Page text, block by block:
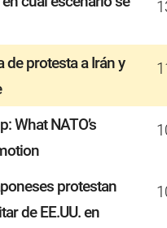
de protesta a Irán y
What NATO’s
protestan
de EE.UU. en